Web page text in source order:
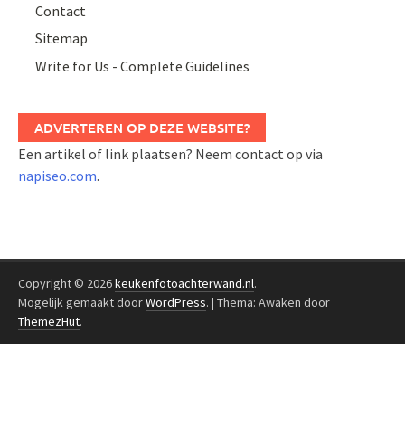
Contact
Sitemap
Write for Us - Complete Guidelines
ADVERTEREN OP DEZE WEBSITE?
Een artikel of link plaatsen? Neem contact op via
napiseo.com.
Copyright © 2026keukenfotoachterwand.nl.
Mogelijk gemaakt doorWordPress. | Thema: Awaken door
ThemezHut.